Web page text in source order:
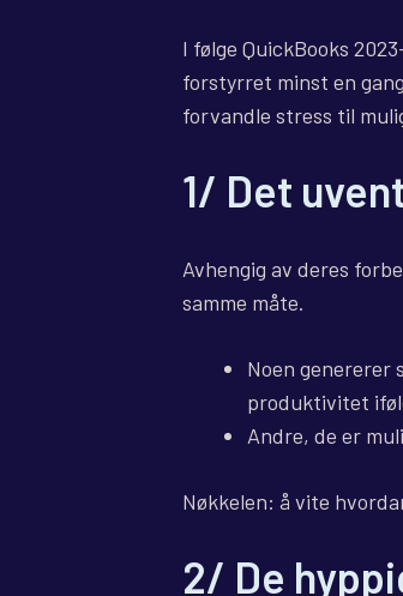
I følge QuickBooks
forstyrret minst en
forvandle stress til
1/ Det
Avhengig av deres
samme måte.
Noen genererer
produktivitet
Andre, de er
Nøkkelen: å vite
2/ De